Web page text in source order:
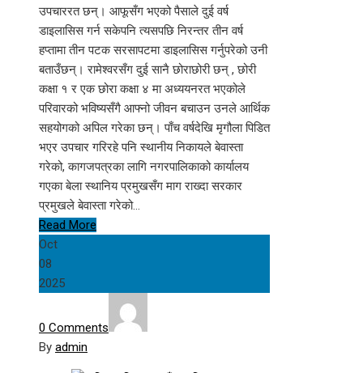
उपचाररत छन्। आफूसँग भएको पैसाले दुई वर्ष
डाइलासिस गर्न सकेपनि त्यसपछि निरन्तर तीन वर्ष
हप्तामा तीन पटक सरसापटमा डाइलासिस गर्नुपरेको उनी
बताउँछन्। रामेश्वरसँग दुई सानै छोराछोरी छन् , छोरी
कक्षा १ र एक छोरा कक्षा ४ मा अध्ययनरत भएकोले
परिवारको भविष्यसँगै आफ्नो जीवन बचाउन उनले आर्थिक
सहयोगको अपिल गरेका छन्। पाँच वर्षदेखि मृगौला पिडित
भएर उपचार गरिरहे पनि स्थानीय निकायले बेवास्ता
गरेको, कागजपत्रका लागि नगरपालिकाको कार्यालय
गएका बेला स्थानिय प्रमुखसँग माग राख्दा सरकार
प्रमुखले बेवास्ता गरेको…
Read More
Oct
08
2025
0 Comments
By admin